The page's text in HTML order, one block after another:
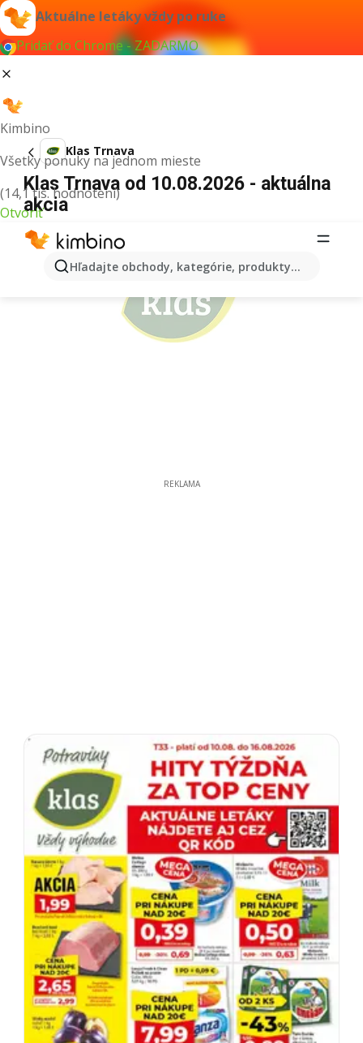
Aktuálne letáky vždy po ruke
Pridať do Chrome - ZADARMO
Kimbino
Všetky ponuky na jednom mieste
(14,1 tis. hodnotení)
Otvoriť
Hľadajte obchody, kategórie, produkty...
Klas Trnava
Klas Trnava od 10.08.2026 - aktuálna
akcia
REKLAMA